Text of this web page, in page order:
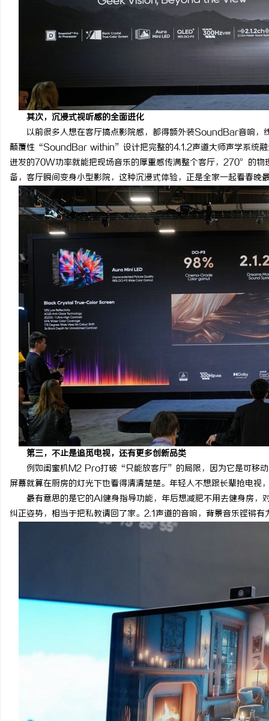
其次，沉浸式视听感的全面进化
以前很多人想在客厅搞点影院感，都得额外装SoundBar音响，
颠覆性“SoundBar within”设计把完整的4.1.2声道大师声学系统融
迸发的70W功率就能把现场音乐的厚重感传满整个客厅，270°的物
备，客厅瞬间变身小型影院，这种沉浸式体验，正是全家一起看春晚
第三，不止是追觅电视，还有更多创新品类
例如闺蜜机M2 Pro打破“只能放客厅”的局限，因为它是可移
屏幕就算在厨房的灯光下也看得清清楚楚。年轻人不想跟长辈抢电视
最有意思的是它的AI健身指导功能，年后想减肥不用去健身房
纠正姿势，相当于把私教请回了家。2.1声道的音响，背景音乐铿锵